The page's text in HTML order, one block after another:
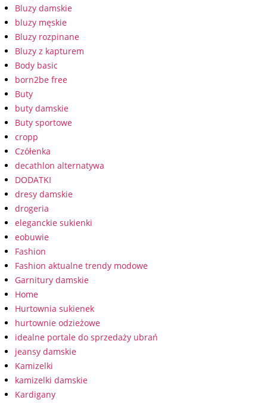
Bluzy damskie
bluzy męskie
Bluzy rozpinane
Bluzy z kapturem
Body basic
born2be free
Buty
buty damskie
Buty sportowe
cropp
Czółenka
decathlon alternatywa
DODATKI
dresy damskie
drogeria
eleganckie sukienki
eobuwie
Fashion
Fashion aktualne trendy modowe
Garnitury damskie
Home
Hurtownia sukienek
hurtownie odzieżowe
idealne portale do sprzedaży ubrań
jeansy damskie
Kamizelki
kamizelki damskie
Kardigany